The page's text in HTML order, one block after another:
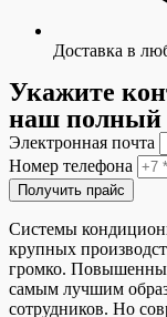
Доставка в
Укажите
наш полный
Электронная почта
Номер телефона
Получить прайс
Системы
крупных
громко.
самым лучшим
сотрудников. Но